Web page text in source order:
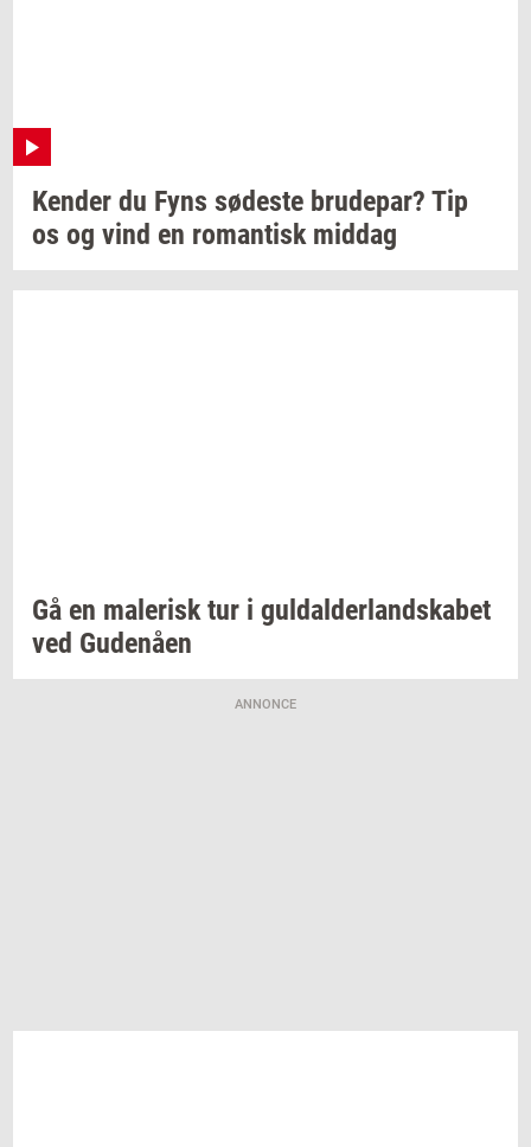
Ken­der du Fyns sø­de­ste bru­de­par? Tip
os og vind en ro­man­tisk mid­dag
Gå en ma­le­risktur i gul­dal­der­land­ska­bet
ved Gu­denå­en
ANNONCE